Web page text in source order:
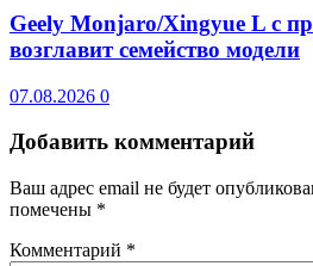
Geely Monjaro/Xingyue L с
возглавит семейство модели
07.08.2026 0
Добавить комментарий
Ваш адрес email не будет
помечены *
Комментарий *